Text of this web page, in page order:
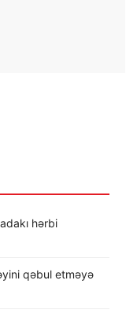
hərbi
qəbul etməyə